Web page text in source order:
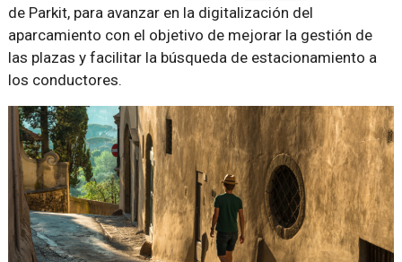
de Parkit, para avanzar en la digitalización del
aparcamiento con el objetivo de mejorar la gestión de
las plazas y facilitar la búsqueda de estacionamiento a
los conductores.